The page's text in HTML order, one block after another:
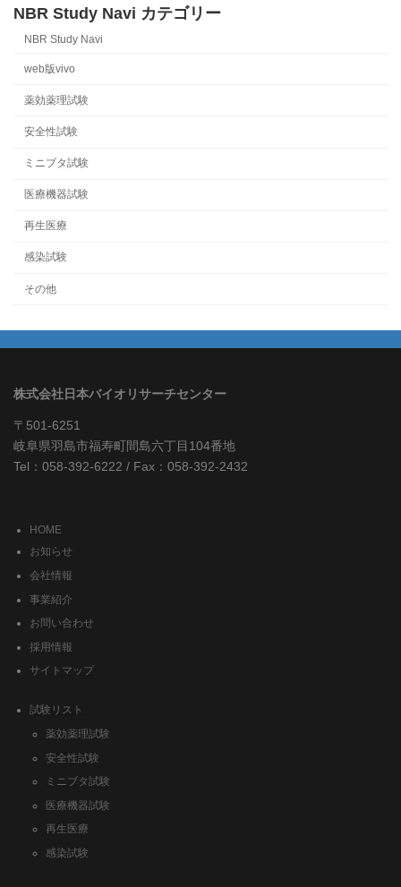
NBR Study Navi カテゴリー
NBR Study Navi
web版vivo
薬効薬理試験
安全性試験
ミニブタ試験
医療機器試験
再生医療
感染試験
その他
株式会社日本バイオリサーチセンター
〒501-6251
岐阜県羽島市福寿町間島六丁目104番地
Tel：058-392-6222 / Fax：058-392-2432
HOME
お知らせ
会社情報
事業紹介
お問い合わせ
採用情報
サイトマップ
試験リスト
薬効薬理試験
安全性試験
ミニブタ試験
医療機器試験
再生医療
感染試験